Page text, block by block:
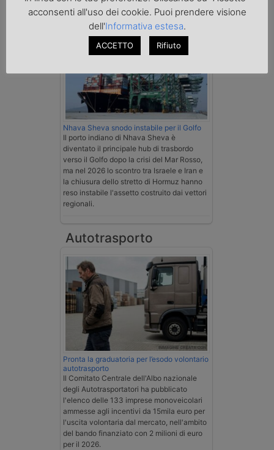
Mare
Nhava Sheva snodo instabile per il Golfo
Il porto indiano di Nhava Sheva è
diventato il principale hub di trasbordo
verso il Golfo dopo la crisi del Mar Rosso,
ma nel 2026 lo scontro tra Israele e Iran e
la chiusura dello stretto di Hormuz hanno
reso instabile l'assetto costruito dai vettori
regionali.
Autotrasporto
Pronta la graduatoria per l’esodo volontario
autotrasporto
Il Comitato Centrale dell'Albo nazionale
degli Autotrasportatori ha pubblicato
l'elenco delle 133 imprese monoveicolari
ammesse agli incentivi da 15mila euro per
l'uscita volontaria dal mercato, nell'ambito
del bando finanziato con 2 milioni di euro
per il 2026.
acconsenti all'uso dei cookie. Puoi prendere visione
dell'Informativa estesa.
ACCETTO Rifiuto